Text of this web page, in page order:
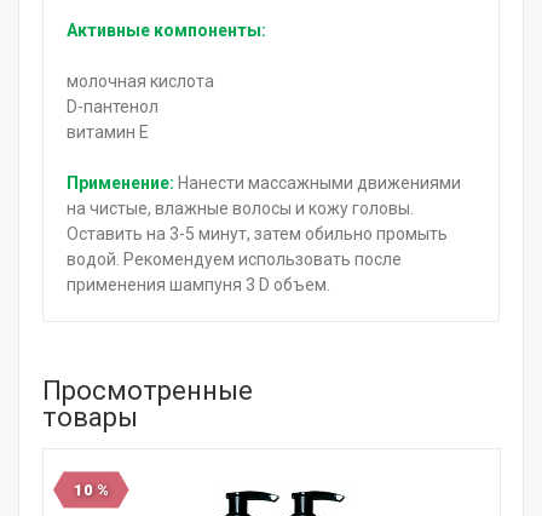
Активные компоненты:
молочная кислота
D-пантенол
витамин Е
Применение: Нанести массажными движениями
на чистые, влажные волосы и кожу головы.
Оставить на 3-5 минут, затем обильно промыть
водой. Рекомендуем использовать после
применения шампуня 3 D объем.
Просмотренные
товары
10 %